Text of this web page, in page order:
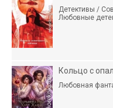
Детективы /
Любовные
Кольцо с
Любовная